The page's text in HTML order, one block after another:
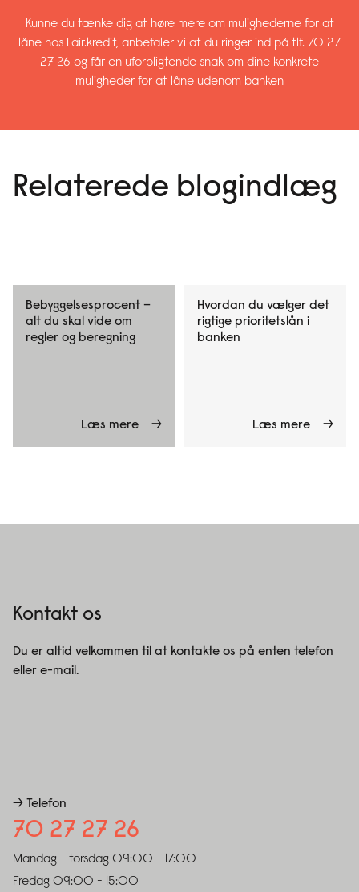
Kunne du tænke dig at høre mere om mulighederne for at
låne hos Fair.kredit, anbefaler vi at du ringer ind på tlf. 70 27
27 26 og får en uforpligtende snak om dine konkrete
muligheder for at låne udenom banken
Relaterede blogindlæg
Bebyggelsesprocent –
alt du skal vide om
regler og beregning
Læs mere
Hvordan du vælger det
rigtige prioritetslån i
banken
Læs mere
Kontakt os
Du er altid velkommen til at kontakte os på enten telefon
eller e-mail.
→ Telefon
70 27 27 26
Mandag - torsdag 09:00 - 17:00
Fredag 09:00 - 15:00